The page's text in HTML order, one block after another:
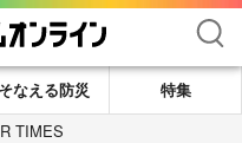
検索
そなえる防災
特集
TIMES